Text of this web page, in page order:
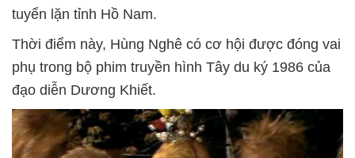
tuyển lặn tỉnh Hồ Nam.
Thời điểm này, Hùng Nghê có cơ hội được đóng vai
phụ trong bộ phim truyền hình Tây du ký 1986 của
đạo diễn Dương Khiết.